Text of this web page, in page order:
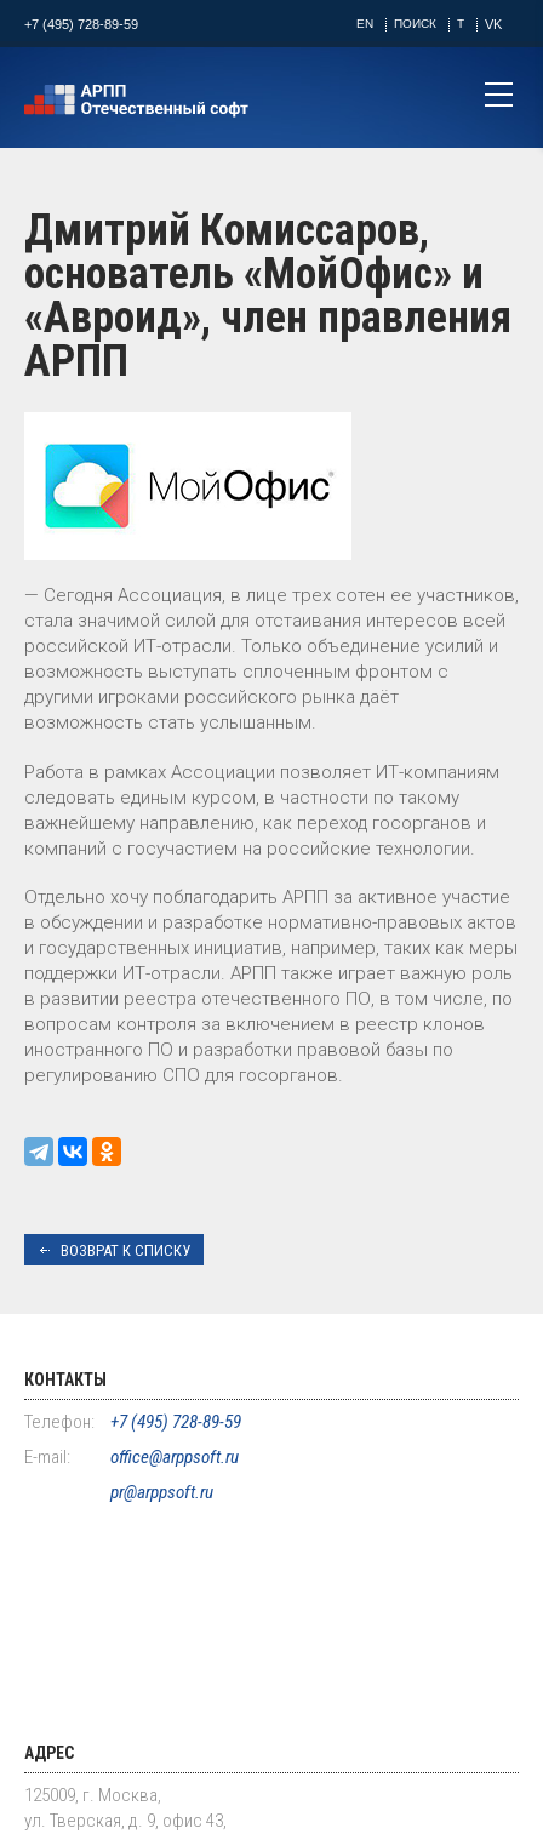
+7 (495) 728-89-59 EN ПОИСК T VK
Дмитрий Комиссаров,
основатель «МойОфис» и
«Авроид», член правления
АРПП
— Сегодня Ассоциация, в лице трех сотен ее участников,
стала значимой силой для отстаивания интересов всей
российской ИТ-отрасли. Только объединение усилий и
возможность выступать сплоченным фронтом с
другими игроками российского рынка даёт
возможность стать услышанным.
Работа в рамках Ассоциации позволяет ИТ-компаниям
следовать единым курсом, в частности по такому
важнейшему направлению, как переход госорганов и
компаний с госучастием на российские технологии.
Отдельно хочу поблагодарить АРПП за активное участие
в обсуждении и разработке нормативно-правовых актов
и государственных инициатив, например, таких как меры
поддержки ИТ-отрасли. АРПП также играет важную роль
в развитии реестра отечественного ПО, в том числе, по
вопросам контроля за включением в реестр клонов
иностранного ПО и разработки правовой базы по
регулированию СПО для госорганов.
ВОЗВРАТ К СПИСКУ
КОНТАКТЫ
Телефон:
+7 (495) 728-89-59
E-mail:
office@arppsoft.ru
pr@arppsoft.ru
АДРЕС
125009, г. Москва,
ул. Тверская, д. 9, офис 43,